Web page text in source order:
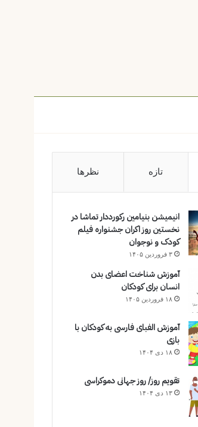
تازه نظرها
انیمیشن بنیامین رکورددار تماشا در
نخستین روز اکران‌ جشنواره فیلم
کودک و نوجوان
۳ فروردین ۱۴۰۵
آموزش شناخت اعضای بدن
انسان برای کودکان
۱۸ فروردین ۱۴۰۵
آموزش الفبای فارسی به کودکان با
بازی
۱۸ دی ۱۴۰۴
تقویم روز/ روز جهانی دموکراسی
۱۳ دی ۱۴۰۴